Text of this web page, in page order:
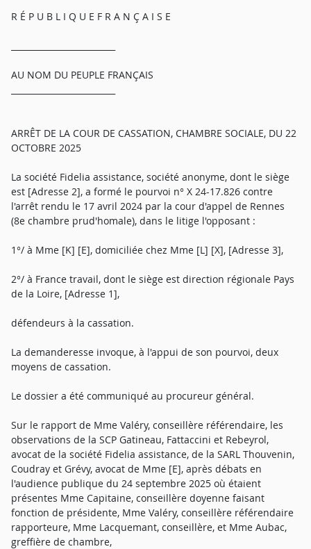
R É P U B L I Q U E F R A N Ç A I S E
AU NOM DU PEUPLE FRANÇAIS
ARRÊT DE LA COUR DE CASSATION, CHAMBRE SOCIALE, DU 22
OCTOBRE 2025
La société Fidelia assistance, société anonyme, dont le siège
est [Adresse 2], a formé le pourvoi n° X 24-17.826 contre
l'arrêt rendu le 17 avril 2024 par la cour d'appel de Rennes
(8e chambre prud'homale), dans le litige l'opposant :
1°/ à Mme [K] [E], domiciliée chez Mme [L] [X], [Adresse 3],
2°/ à France travail, dont le siège est direction régionale Pays
de la Loire, [Adresse 1],
défendeurs à la cassation.
La demanderesse invoque, à l'appui de son pourvoi, deux
moyens de cassation.
Le dossier a été communiqué au procureur général.
Sur le rapport de Mme Valéry, conseillère référendaire, les
observations de la SCP Gatineau, Fattaccini et Rebeyrol,
avocat de la société Fidelia assistance, de la SARL Thouvenin,
Coudray et Grévy, avocat de Mme [E], après débats en
l'audience publique du 24 septembre 2025 où étaient
présentes Mme Capitaine, conseillère doyenne faisant
fonction de présidente, Mme Valéry, conseillère référendaire
rapporteure, Mme Lacquemant, conseillère, et Mme Aubac,
greffière de chambre,